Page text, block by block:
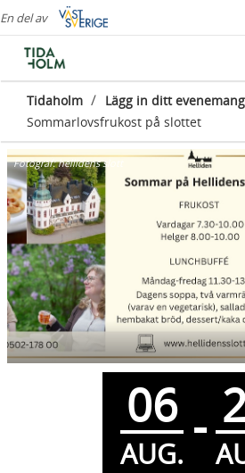
En del av
Tidaholm / Lägg in ditt
Sommarlovsfrukost på slottet
Fotograf:hellidens slott
06
AUG. -